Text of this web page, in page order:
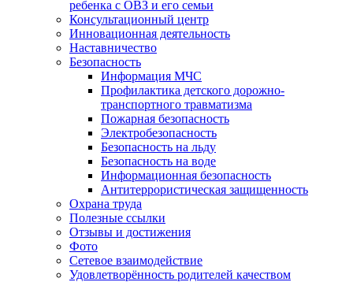
ребенка с ОВЗ и его семьи
Консультационный центр
Инновационная деятельность
Наставничество
Безопасность
Информация МЧС
Профилактика детского дорожно-
транспортного травматизма
Пожарная безопасность
Электробезопасность
Безопасность на льду
Безопасность на воде
Информационная безопасность
Антитеррористическая защищенность
Охрана труда
Полезные ссылки
Отзывы и достижения
Фото
Сетевое взаимодействие
Удовлетворённость родителей качеством